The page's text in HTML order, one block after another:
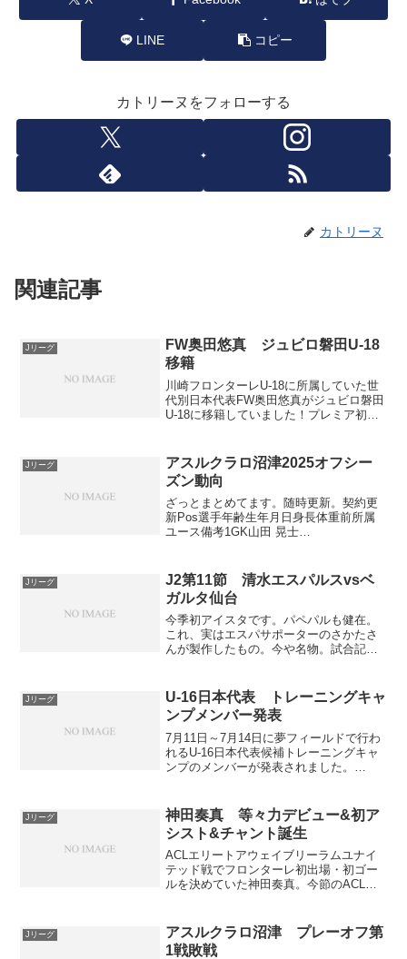
LINE コピー
カトリーヌをフォローする
カトリーヌ
関連記事
Jリーグ
FW奥田悠真 ジュビロ磐田U-18
移籍
川崎フロンターレU-18に所属していた世
代別日本代表FW奥田悠真がジュビロ磐田
U-18に移籍していました！プレミア初期
ロンターレU-18メンバーリストにも記載
なし。フロ...
Jリーグ
アスルクラロ沼津2025オフシー
ズン動向
ざっとまとめてます。随時更新。契約更
新Pos選手年齢生年月日身長体重前所属
ユース備考1GK山田 晃士
ゲギム212004/7/...
Jリーグ
J2第11節 清水エスパルスvsベ
ガルタ仙台
今季初アイスタです。パペパルも健在。
これ、実はエスパサポーターのさかたさ
んが製作したもの。今や名物。試合記録
DF北爪健吾の同時交代を機にエスパルス
は布陣を3-...
Jリーグ
U-16日本代表 トレーニングキャ
ンプメンバー発表
7月11日～7月14日に夢フィールドで行わ
れるU-16日本代表候補トレーニングキャ
ンプのメンバーが発表されました。
葉大（飯塚高）山本虎（青森山田高）吉
永夢...
Jリーグ
神田奏真 等々力デビュー&初ア
シスト&チャント誕生
ACLエリートアウェイブリーラムユナイ
テッド戦でフロンターレ初出場・初ゴー
ルを決めていた神田奏真。今節のACLエ
シストしました。画像タップするとリン
クに飛びます試...
Jリーグ
アスルクラロ沼津 プレーオフ第
1戦敗戦